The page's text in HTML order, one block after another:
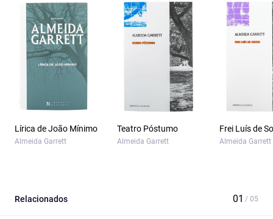
Lírica de João Mínimo
Almeida Garrett
Teatro Póstumo
Almeida Garrett
Frei Luís de
Almeida Garrett
Relacionados